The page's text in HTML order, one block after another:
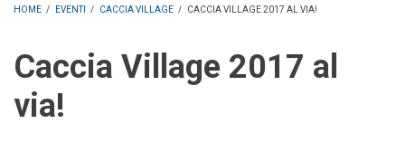
HOME / EVENTI / CACCIA VILLAGE / CACCIA VILLAGE 2017 AL VIA!
Caccia Village 2017 al
via!